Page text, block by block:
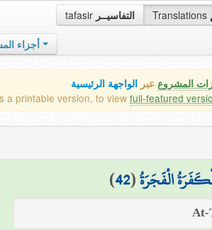
tafasir التفاسيــر Translations
أجزاء
المشروع عبر الواجهة الرئيسية
a printable version, to view full-featured
الْفَجَرَةُ(
42
)